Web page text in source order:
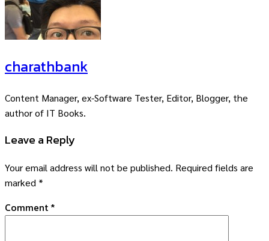
charathbank
Content Manager, ex-Software Tester, Editor, Blogger, the
author of IT Books.
Leave a Reply
Your email address will not be published. Required fields are
marked *
Comment *